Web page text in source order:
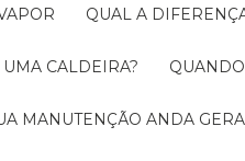
QUAL A
CALDEIRA?
MANUTENÇÃO ANDA